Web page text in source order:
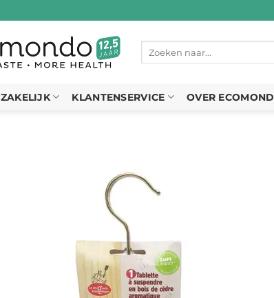
Zoeken
ZAKELIJK KLANTENSERVICE OVER